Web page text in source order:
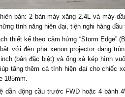
bản: 2 bản máy xăng 2.4L và máy
tính năng hiện đại, tiện nghi hàng đầu
thiết kế theo cảm hứng “Storm Edge”
với đèn pha xenon projector dạng
(bản đặc biệt) và ống xả kép hình
tăng thêm cá tính hiện đại cho
185mm.
dẫn động cầu trước FWD hoặc 4 bánh